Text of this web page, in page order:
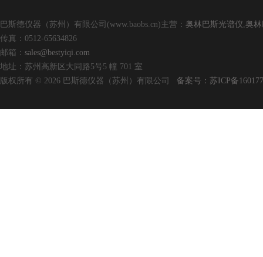
巴斯德仪器（苏州）有限公司(www.baobs.cn)主营： 奥林巴斯光谱仪,奥
传真：0512-65634826
邮箱： sales@bestyiqi.com
地址：苏州高新区大同路5号5 幢 701 室
版权所有 © 2026 巴斯德仪器（苏州）有限公司 备案号：苏ICP备